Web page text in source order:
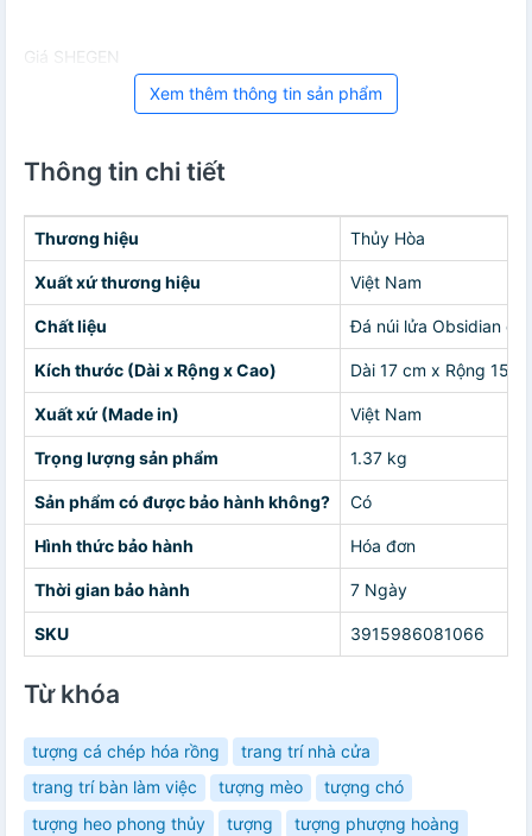
Giá SHEGEN
Xem thêm thông tin sản phẩm
Thông tin chi tiết
Thương hiệu Thủy Hòa
Xuất xứ thương hiệu Việt Nam
Chất liệu Đá núi lửa Obsidian đỏ
Kích thước (Dài x Rộng x Cao) Dài 17 cm x Rộng 15
Xuất xứ (Made in) Việt Nam
Trọng lượng sản phẩm 1.37 kg
Sản phẩm có được bảo hành không? Có
Hình thức bảo hành Hóa đơn
Thời gian bảo hành 7 Ngày
SKU 3915986081066
Từ khóa
tượng cá chép hóa rồng
trang trí nhà cửa
trang trí bàn làm việc
tượng mèo
tượng chó
tượng heo phong thủy
tượng
tượng phượng hoàng